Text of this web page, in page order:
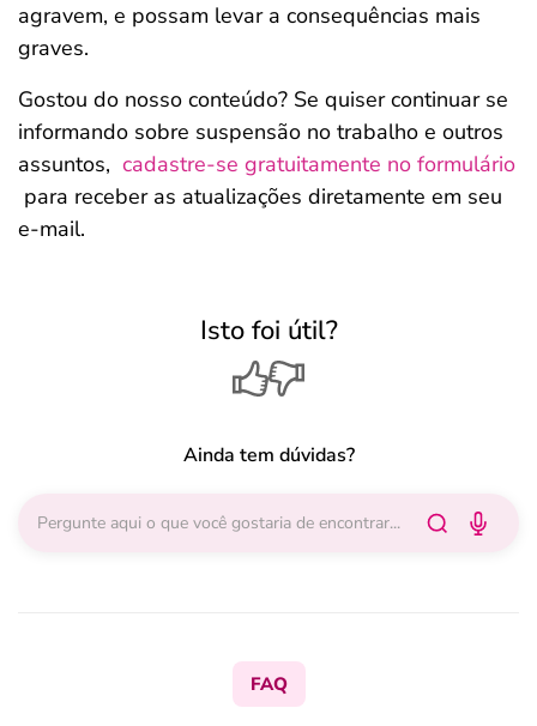
agravem, e possam levar a consequências mais
graves.
Gostou do nosso conteúdo? Se quiser continuar se
informando sobre suspensão no trabalho e outros
assuntos, cadastre-se gratuitamente no formulário
para receber as atualizações diretamente em seu
e-mail.
Isto foi útil?
Ainda tem dúvidas?
FAQ